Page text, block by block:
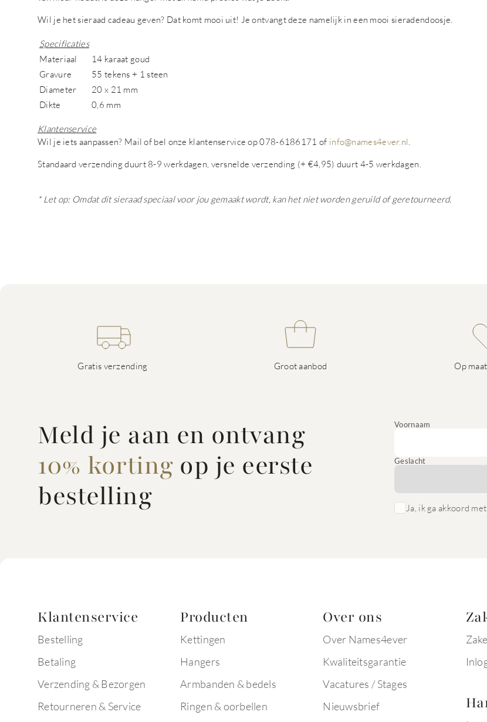
Wil je het sieraad cadeau geven? Dat komt mooi uit! Je ontvangt deze namelijk in een mooi sieradendoosje.
Specificaties
Materiaal
14 karaat goud
Gravure
55 tekens + 1 steen
Diameter
20 x 21 mm
Dikte
0,6 mm
Klantenservice
Wil je iets aanpassen? Mail of bel onze klantenservice op 078-6186171 of info@names4ever.nl
Standaard verzending duurt 8-9 werkdagen, versnelde verzending (+ €4,95) duurt 4-5 werkdagen.
* Let op: Omdat dit sieraad speciaal voor jou gemaakt wordt, kan het niet worden geruild of geretourneerd.
Gratis verzending Groot aanbod Op
Meld je aan en ontvang
10% korting op je eerste
bestelling
Voornaam
Geslacht
Ja, ik ga akkoord
Klantenservice
Bestelling
Betaling
Verzending & Bezorgen
Retourneren & Service
Producten
Kettingen
Hangers
Armbanden & bedels
Ringen & oorbellen
Over ons
Over Names4ever
Kwaliteitsgarantie
Vacatures / Stages
Nieuwsbrief